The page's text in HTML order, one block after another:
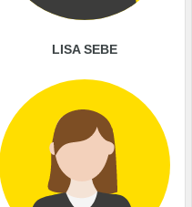
LISA SEBE